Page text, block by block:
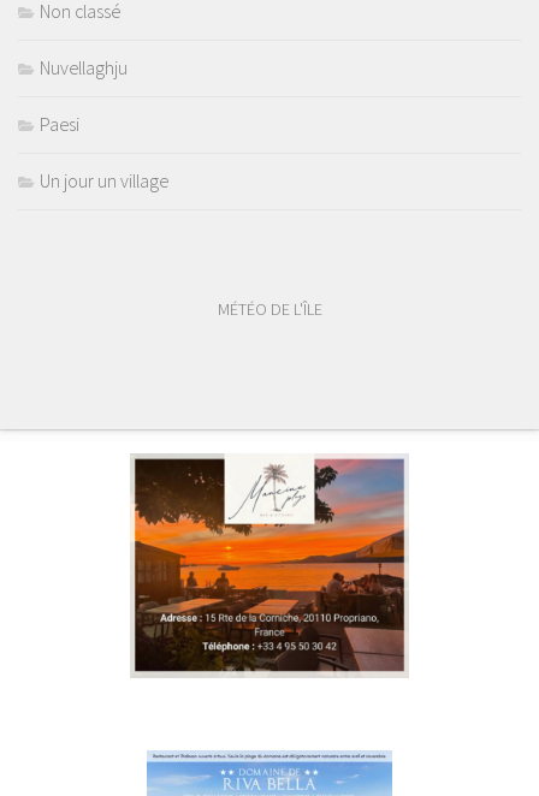
Non classé
Nuvellaghju
Paesi
Un jour un village
MÉTÉO DE L'ÎLE